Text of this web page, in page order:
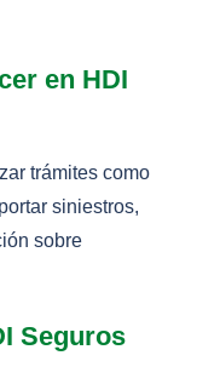
en HDI
trámites como
siniestros,
sobre
Seguros